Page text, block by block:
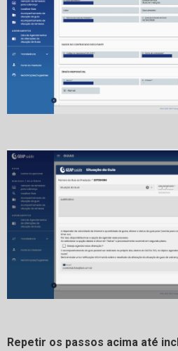
Repetir os passos acima até